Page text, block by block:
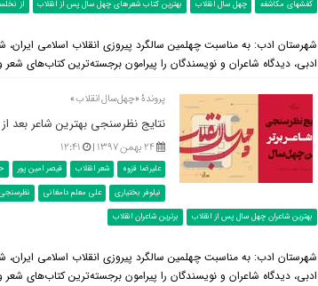
کفشهای مکاشفه
چهل سال انقلاب بهترین کتاب شعرهای چهل سال پس از انقلاب از
شهرستان ادب: به مناسبت چهلمین سالگرد پیروزی انقلاب اسلامی
ادبی، دیدگاه شاعران و نویسندگان را پیرامون برجسته‌ترین کتاب‌های
پروندۀ «چهل‌سال انقلاب»
نتایج نظرسنجی بهترین شاعر بعد از انقلاب
۲۴ بهمن ۱۳۹۷ | ۱۲:۴۱
علیرضا قزوه شعر انقلاب قیصر امین پور
نیلوفر بختیاری
علی معلم دامغانی نظرسنجی
بهترین شاعران چهل سال پس از انقلاب
برترین شاعران انقلاب
شهرستان ادب: به مناسبت چهلمین سالگرد پیروزی انقلاب اسلامی
ادبی، دیدگاه شاعران و نویسندگان را پیرامون برجسته‌ترین کتاب‌های